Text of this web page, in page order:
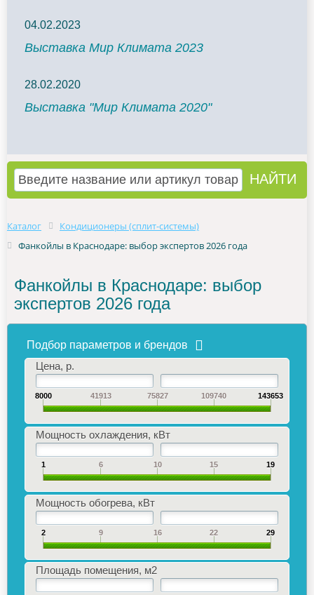
04.02.2023
Выставка Мир Климата 2023
28.02.2020
Выставка "Мир Климата 2020"
Каталог
Кондиционеры (сплит-системы)
Фанкойлы в Краснодаре: выбор экспертов 2026 года
Фанкойлы в Краснодаре: выбор
экспертов 2026 года
Подбор параметров и брендов
Цена, р.
8000 41913 75827 109740 143653
Мощность охлаждения, кВт
1 6 10 15 19
Мощность обогрева, кВт
2 9 16 22 29
Площадь помещения, м2